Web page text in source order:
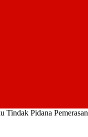
Tindak Pidana Pemerasan